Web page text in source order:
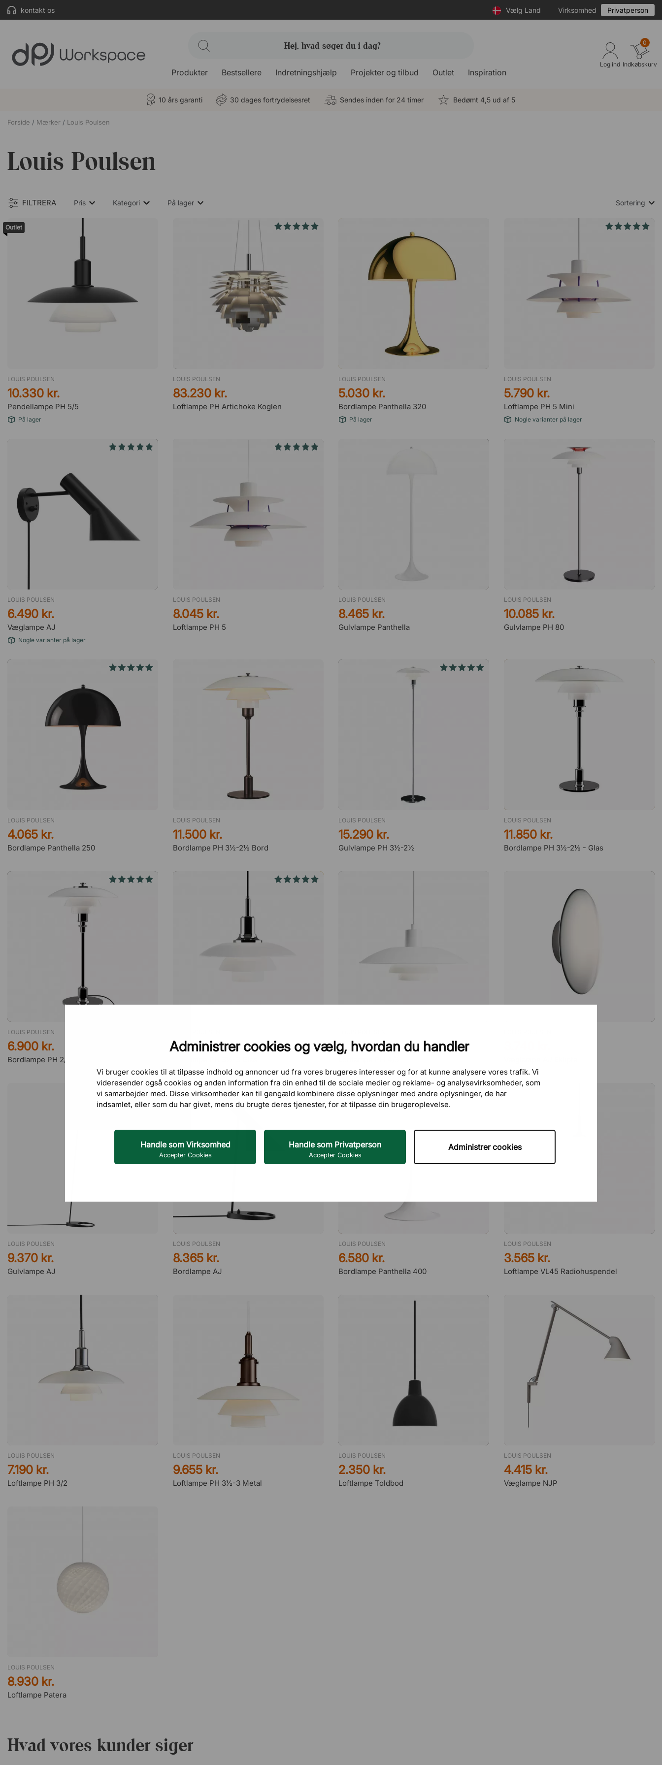
Administrer cookies og vælg, hvordan du handler
Vi bruger cookies til at tilpasse indhold og annoncer ud fra vores brugeres interesser og for at kunne analysere vores trafik. Vi
videresender også cookies og anden information fra din enhed til de sociale medier og reklame- og analysevirksomheder, som
vi samarbejder med. Disse virksomheder kan til gengæld kombinere disse oplysninger med andre oplysninger, de har
indsamlet, eller som du har givet, mens du brugte deres tjenester, for at tilpasse din brugeroplevelse.
Handle som Virksomhed
Accepter Cookies
Handle som Privatperson
Accepter Cookies
Administrer cookies
kontakt os Vælg Land Virksomhed Privatperson
Produkter Bestsellere Indretningshjælp Projekter og tilbud Outlet Inspiration
Log ind
0
Indkøbskurv
10 års garanti 30 dages fortrydelsesret Sendes inden for 24 timer Bedømt 4,5 ud af 5
Forside Mærker Louis Poulsen
Louis Poulsen
FILTRERA Pris Kategori På lager Sortering
Outlet
LOUIS POULSEN
Pendellampe PH 5/5
10.330 kr.
På lager
LOUIS POULSEN
Loftlampe PH Artichoke Koglen
83.230 kr.
LOUIS POULSEN
Bordlampe Panthella 320
5.030 kr.
På lager
LOUIS POULSEN
Loftlampe PH 5 Mini
5.790 kr.
Nogle varianter på lager
LOUIS POULSEN
Væglampe AJ
6.490 kr.
Nogle varianter på lager
LOUIS POULSEN
Loftlampe PH 5
8.045 kr.
LOUIS POULSEN
Gulvlampe Panthella
8.465 kr.
LOUIS POULSEN
Gulvlampe PH 80
10.085 kr.
LOUIS POULSEN
Bordlampe Panthella 250
4.065 kr.
LOUIS POULSEN
Bordlampe PH 3½-2½ Bord
11.500 kr.
LOUIS POULSEN
Gulvlampe PH 3½-2½
15.290 kr.
LOUIS POULSEN
Bordlampe PH 3½-2½ - Glas
11.850 kr.
LOUIS POULSEN
Bordlampe PH 2/1
6.900 kr. 11.185 kr. 5.250 kr.
LOUIS POULSEN
Gulvlampe AJ
9.370 kr.
LOUIS POULSEN
Bordlampe AJ
8.365 kr.
LOUIS POULSEN
Bordlampe Panthella 400
6.580 kr.
LOUIS POULSEN
Loftlampe VL45 Radiohuspendel
3.565 kr.
LOUIS POULSEN
Loftlampe PH 3/2
7.190 kr.
LOUIS POULSEN
Loftlampe PH 3½-3 Metal
9.655 kr.
LOUIS POULSEN
Loftlampe Toldbod
2.350 kr.
LOUIS POULSEN
Væglampe NJP
4.415 kr.
LOUIS POULSEN
Loftlampe Patera
8.930 kr.
Hvad vores kunder siger